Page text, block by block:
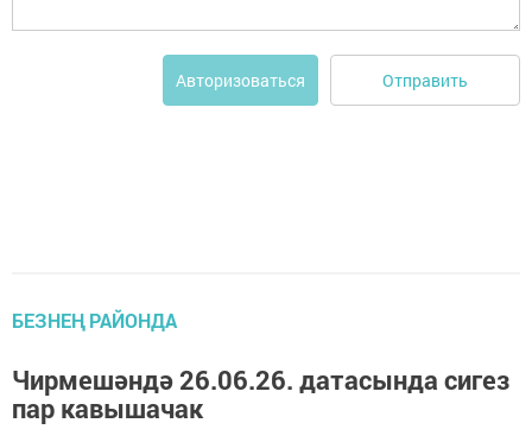
Авторизоваться Отправить
БЕЗНЕҢ РАЙОНДА
Чирмешәндә 26.06.26. датасында сигез
пар кавышачак